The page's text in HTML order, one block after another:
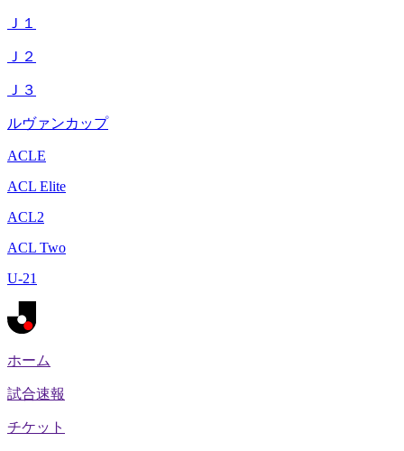
Ｊ１
Ｊ２
Ｊ３
ルヴァンカップ
ACLE
ACL Elite
ACL2
ACL Two
U-21
ホーム
試合速報
チケット